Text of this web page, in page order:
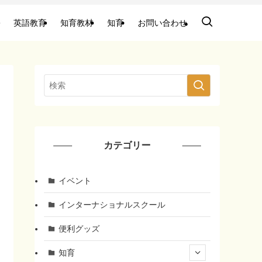
英語教育 知育教材 知育 お問い合わせ
カテゴリー
イベント
インターナショナルスクール
便利グッズ
知育